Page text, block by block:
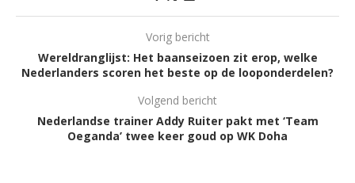
Vorig bericht
Wereldranglijst: Het baanseizoen zit erop, welke
Nederlanders scoren het beste op de looponderdelen?
Volgend bericht
Nederlandse trainer Addy Ruiter pakt met ‘Team
Oeganda’ twee keer goud op WK Doha